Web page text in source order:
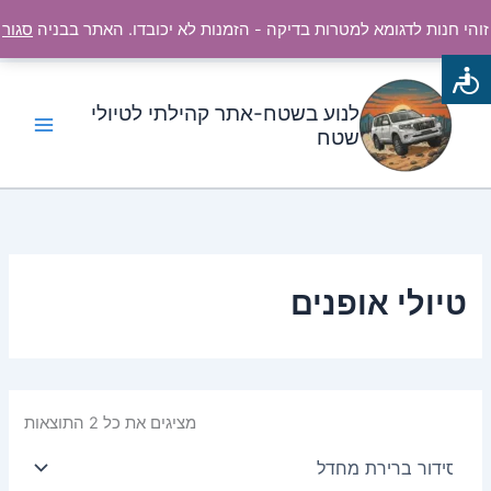
זוהי חנות לדגומא למטרות בדיקה - הזמנות לא יכובדו. האתר בבניה סגור
לתוכן
לנוע בשטח-אתר קהילתי לטיולי
שטח
טיולי אופנים
מציגים את כל ⁦2⁩ התוצאות